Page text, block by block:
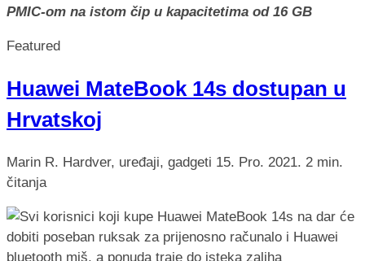
PMIC-om na istom čip u kapacitetima od 16 GB
Featured
Huawei MateBook 14s dostupan u
Hrvatskoj
Marin R. Hardver, uređaji, gadgeti 15. Pro. 2021. 2 min.
čitanja